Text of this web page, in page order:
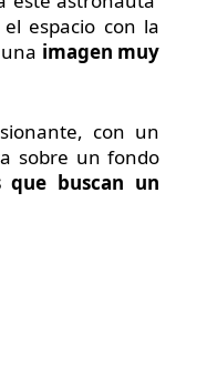
espacio con la
imagen muy
con un
sobre un fondo
que buscan un